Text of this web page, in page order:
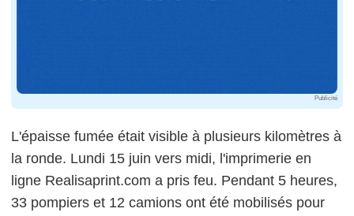
Publicité
L'épaisse fumée était visible à plusieurs kilomètres à
la ronde. Lundi 15 juin vers midi, l'imprimerie en
ligne Realisaprint.com a pris feu. Pendant 5 heures,
33 pompiers et 12 camions ont été mobilisés pour